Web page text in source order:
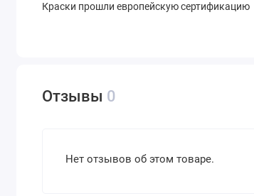
Краски прошли европейскую сертификацию
Отзывы 0
Нет отзывов об этом товаре.